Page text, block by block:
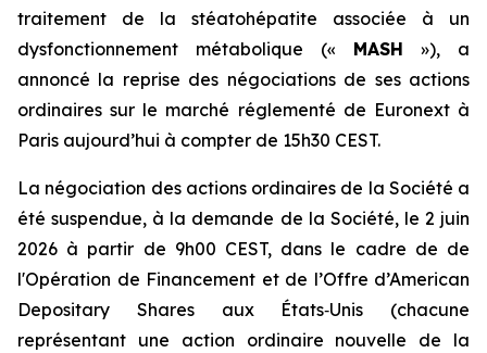
traitement de la stéatohépatite associée à un
dysfonctionnement métabolique (« MASH »), a
annoncé la reprise des négociations de ses actions
ordinaires sur le marché réglementé de Euronext à
Paris aujourd’hui à compter de 15h30 CEST.
La négociation des actions ordinaires de la Société a
été suspendue, à la demande de la Société, le 2 juin
2026 à partir de 9h00 CEST, dans le cadre de de
l'Opération de Financement et de l’Offre d’American
Depositary Sharesaux États‑Unis (chacune
représentant une action ordinaire nouvelle de la